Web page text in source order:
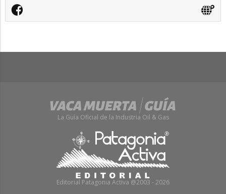
La Guía Oficial de la Industria Oil & Gas
Editorial Patagonia Activa @2003 - 2026